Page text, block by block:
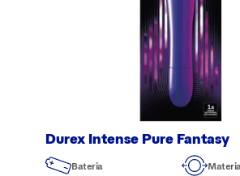
Durex Intense Pure Fantasy
Bateria